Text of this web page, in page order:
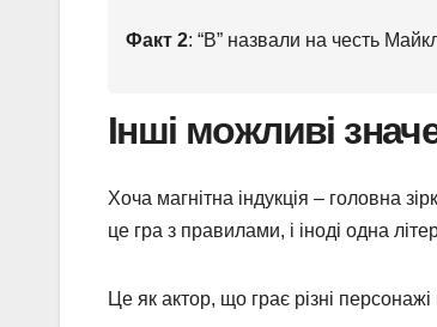
Факт 2: “В” назвали на честь
Інші можливі
Хоча магнітна індукція – головна
це гра з правилами, і іноді одна
Це як актор, що грає різні